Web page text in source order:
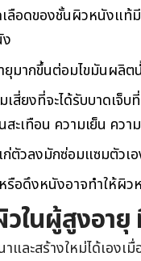
ลือดของชั้นผิวหนังแท้มี
ยุมากขึ้นต่อมไขมันผลิ
เสี่ยงที่จะได้รับบาดเจ็
สะเทือน ความเย็น คว
ตัวลงมักซ่อมแซมตัวเอ
รือดึงหนังอาจทำให้ผิว
ในผู้สูงอา
ละสร้างใหม่ได้เองเ